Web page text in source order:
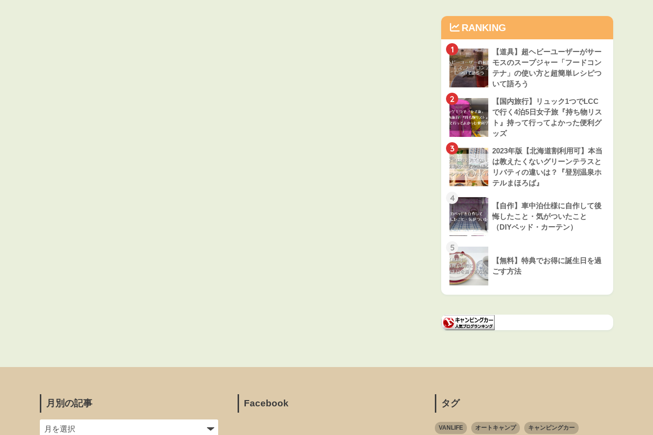
RANKING
1
【道具】超ヘビーユーザーがサー
モスのスープジャー「フードコン
テナ」の使い方と超簡単レシピつ
いて語ろう
2
【国内旅行】リュック1つでLCC
で行く4泊5日女子旅『持ち物リス
ト』持って行ってよかった便利グ
ッズ
3
2023年版【北海道割利用可】本当
は教えたくないグリーンテラスと
リバティの違いは？『登別温泉ホ
テルまほろば』
4
【自作】車中泊仕様に自作して後
悔したこと・気がついたこと
（DIYベッド・カーテン）
5
【無料】特典でお得に誕生日を過
ごす方法
月別の記事 Facebook タグ
VANLIFE オートキャンプ キャンピングカー